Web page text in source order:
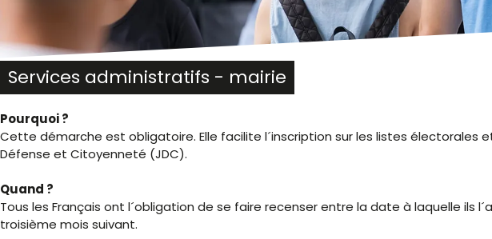
un
lecteur
sur
Ctrl-
F10
ouvrir
un
menu
Services administratifs - mairie
Pourquoi ?
Cette démarche est obligatoire. Elle facilite l´inscription sur les listes électorales
Défense et Citoyenneté (JDC).
Quand ?
Tous les Français ont l´obligation de se faire recenser entre la date à laquelle ils
troisième mois suivant.